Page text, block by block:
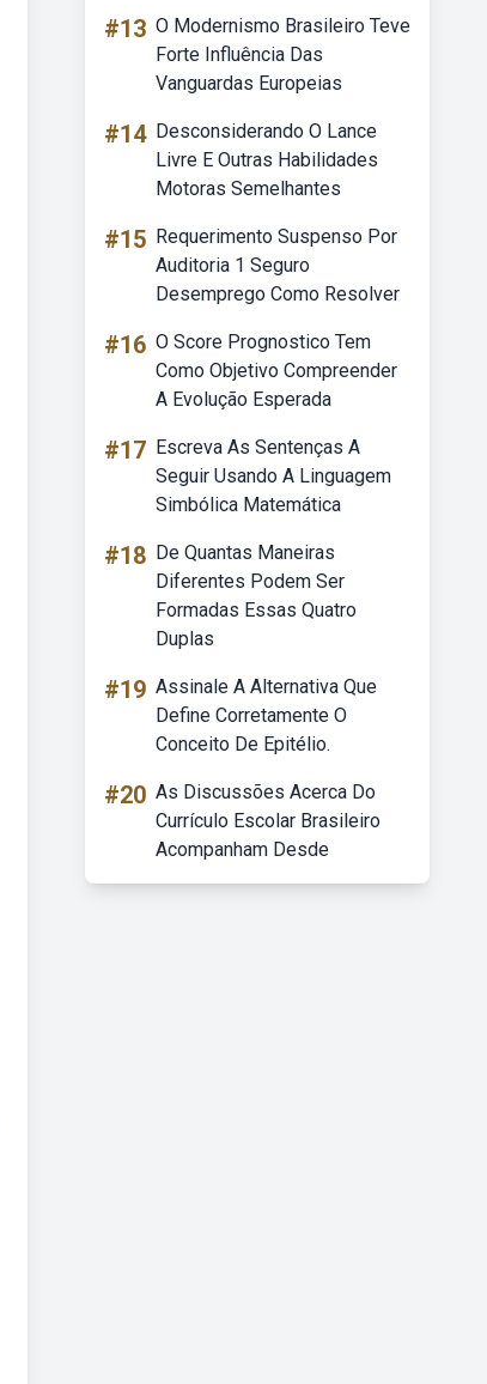
#13 O Modernismo Brasileiro Teve
Forte Influência Das
Vanguardas Europeias
#14 Desconsiderando O Lance
Livre E Outras Habilidades
Motoras Semelhantes
#15 Requerimento Suspenso Por
Auditoria 1 Seguro
Desemprego Como Resolver
#16 O Score Prognostico Tem
Como Objetivo Compreender
A Evolução Esperada
#17 Escreva As Sentenças A
Seguir Usando A Linguagem
Simbólica Matemática
#18 De Quantas Maneiras
Diferentes Podem Ser
Formadas Essas Quatro
Duplas
#19 Assinale A Alternativa Que
Define Corretamente O
Conceito De Epitélio.
#20 As Discussões Acerca Do
Currículo Escolar Brasileiro
Acompanham Desde